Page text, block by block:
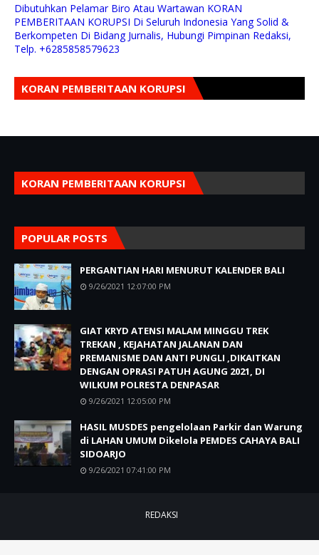
Dibutuhkan Pelamar Biro Atau Wartawan KORAN
PEMBERITAAN KORUPSI Di Seluruh Indonesia Yang Solid &
Berkompeten Di Bidang Jurnalis, Hubungi Pimpinan Redaksi,
Telp. +6285858579623
KORAN PEMBERITAAN KORUPSI
KORAN PEMBERITAAN KORUPSI
POPULAR POSTS
PERGANTIAN HARI MENURUT KALENDER BALI
9/26/2021 12:07:00 PM
GIAT KRYD ATENSI MALAM MINGGU TREK
TREKAN , KEJAHATAN JALANAN DAN
PREMANISME DAN ANTI PUNGLI ,DIKAITKAN
DENGAN OPRASI PATUH AGUNG 2021, DI
WILKUM POLRESTA DENPASAR
9/26/2021 12:05:00 PM
HASIL MUSDES pengelolaan Parkir dan Warung
di LAHAN UMUM Dikelola PEMDES CAHAYA BALI
SIDOARJO
9/26/2021 07:41:00 PM
REDAKSI